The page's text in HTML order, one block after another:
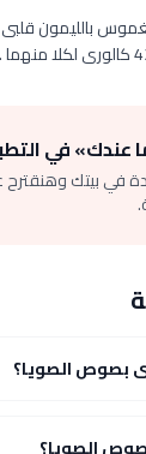
عندك» في
في بيتك
بصوص الصويا؟